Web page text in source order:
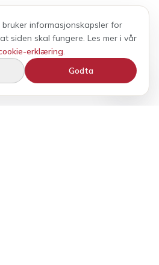
informasjonskapsler for
siden skal fungere. Les mer i vår
erklæring.
Godta